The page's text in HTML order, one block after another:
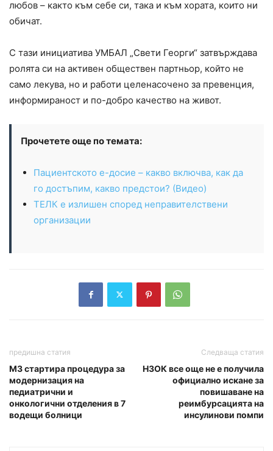
любов – както към себе си, така и към хората, които ни
обичат.
С тази инициатива УМБАЛ „Свети Георги“ затвърждава
ролята си на активен обществен партньор, който не
само лекува, но и работи целенасочено за превенция,
информираност и по-добро качество на живот.
Прочетете още по темата:
Пациентското е-досие – какво включва, как да
го достъпим, какво предстои? (Видео)
ТЕЛК е излишен според неправителствени
организации
предишна статия
МЗ стартира процедура за
модернизация на
педиатрични и
онкологични отделения в 7
водещи болници
Следваща статия
НЗОК все още не е получила
официално искане за
повишаване на
реимбурсацията на
инсулинови помпи